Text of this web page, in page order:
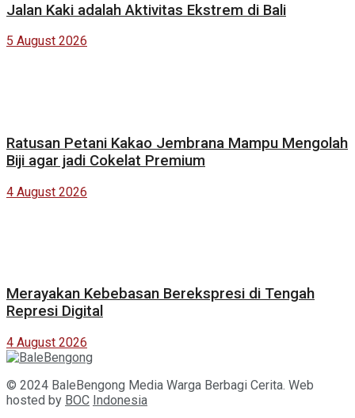
Jalan Kaki adalah Aktivitas Ekstrem di Bali
5 August 2026
Ratusan Petani Kakao Jembrana Mampu Mengolah
Biji agar jadi Cokelat Premium
4 August 2026
Merayakan Kebebasan Berekspresi di Tengah
Represi Digital
4 August 2026
© 2024 BaleBengong Media Warga Berbagi Cerita. Web
hosted by BOC Indonesia